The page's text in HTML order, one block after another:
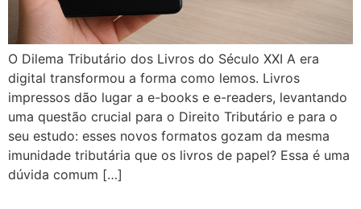
O Dilema Tributário dos Livros do Século XXI A era
digital transformou a forma como lemos. Livros
impressos dão lugar a e-books e e-readers, levantando
uma questão crucial para o Direito Tributário e para o
seu estudo: esses novos formatos gozam da mesma
imunidade tributária que os livros de papel? Essa é uma
dúvida comum […]